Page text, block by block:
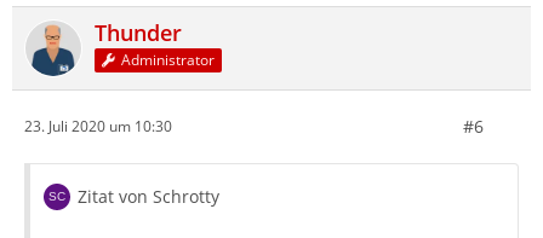
Thunder
Administrator
23. Juli 2020 um 10:30 #6
Zitat von Schrotty